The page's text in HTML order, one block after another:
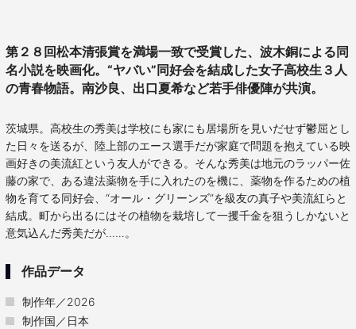
第２８回松本清張賞を満場一致で受賞した、波木銅による同
名小説を映画化。“ヤバい”同好会を結成した女子高校生３人
の青春物語。南沙良、出口夏希など若手俳優陣が共演。
茨城県。高校生の秀美は学校にも家にも居場所を見いだせず鬱屈とし
た日々を送るが、陸上部のエース選手だが家庭で問題を抱えている映
画好きの美流紅という友人ができる。そんな秀美は地元のラッパー佐
藤の家で、ある違法薬物を手に入れたのを機に、薬物を作るための植
物を育てる同好会、“オール・グリーンズ”を級友の真子や美流紅らと
結成。町から出るにはその植物を栽培して一攫千金を狙うしかないと
意気込んだ秀美だが……。
作品データ
制作年／2026
制作国／日本